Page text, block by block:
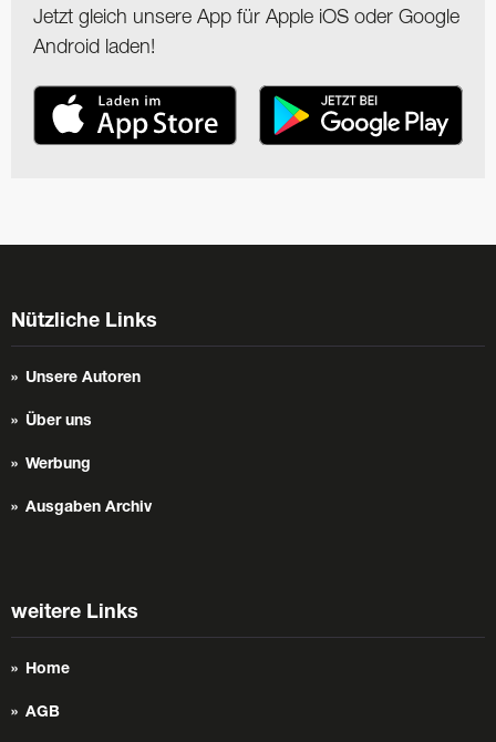
Jetzt gleich unsere App für Apple iOS oder Google
Android laden!
Nützliche Links
Unsere Autoren
Über uns
Werbung
Ausgaben Archiv
weitere Links
Home
AGB